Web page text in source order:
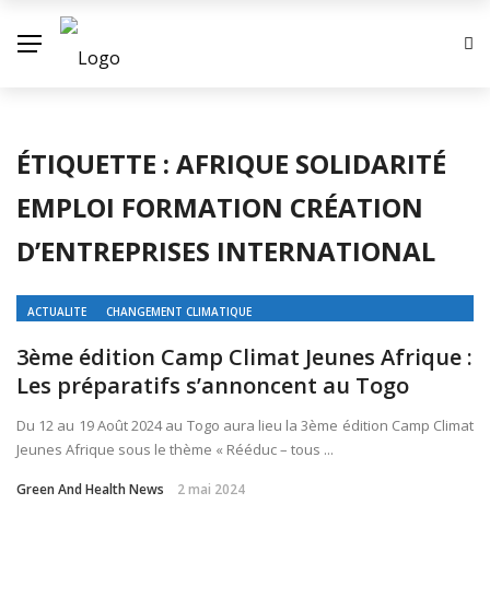
ECONOMIE
ENVIRONNEMENT
INDUSTRIE
SOCIETE
ÉTIQUETTE : AFRIQUE SOLIDARITÉ
EMPLOI FORMATION CRÉATION
D’ENTREPRISES INTERNATIONAL
ACTUALITE CHANGEMENT CLIMATIQUE
3ème édition Camp Climat Jeunes Afrique :
Les préparatifs s’annoncent au Togo
Du 12 au 19 Août 2024 au Togo aura lieu la 3ème édition Camp Climat
Jeunes Afrique sous le thème « Rééduc – tous ...
Green And Health News 2 mai 2024